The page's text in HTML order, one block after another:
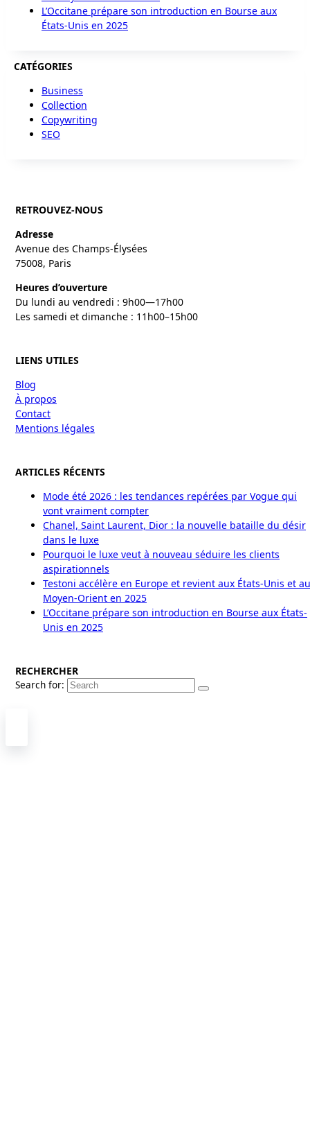
L’Occitane prépare son introduction en Bourse aux
États-Unis en 2025
CATÉGORIES
Business
Collection
Copywriting
SEO
RETROUVEZ-NOUS
Adresse
Avenue des Champs-Élysées
75008, Paris
Heures d’ouverture
Du lundi au vendredi : 9h00—17h00
Les samedi et dimanche : 11h00–15h00
LIENS UTILES
Blog
À propos
Contact
Mentions légales
ARTICLES RÉCENTS
Mode été 2026 : les tendances repérées par Vogue qui
vont vraiment compter
Chanel, Saint Laurent, Dior : la nouvelle bataille du désir
dans le luxe
Pourquoi le luxe veut à nouveau séduire les clients
aspirationnels
Testoni accélère en Europe et revient aux États-Unis et au
Moyen-Orient en 2025
L’Occitane prépare son introduction en Bourse aux États-
Unis en 2025
RECHERCHER
Search for: